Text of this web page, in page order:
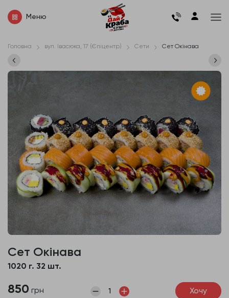
Меню
Головна вул. Івасюка, 17 (Єпіцентр) Сети Сет Окінава
Сет Окінава
1020 г. 32 шт.
850 грн Хочу